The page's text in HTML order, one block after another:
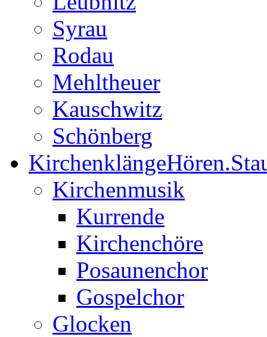
Syrau
Rodau
Mehltheuer
Kauschwitz
Schönberg
Kirchenklänge
Kirchenmusik
Kurrende
Kirchenchöre
Posaunenchor
Gospelchor
Glocken